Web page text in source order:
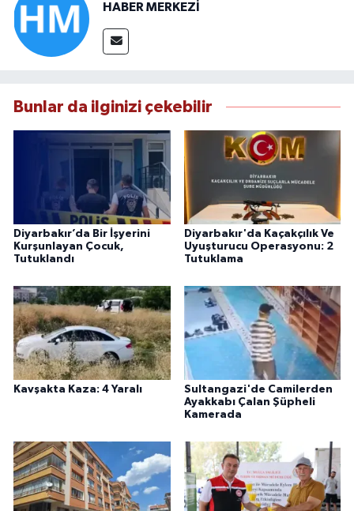
HABER MERKEZİ
Bunlar da ilginizi çekebilir
Diyarbakır’da Bir İşyerini
Kurşunlayan Çocuk,
Tutuklandı
Diyarbakır'da Kaçakçılık Ve
Uyuşturucu Operasyonu: 2
Tutuklama
Kavşakta Kaza: 4 Yaralı
Sultangazi'de Camilerden
Ayakkabı Çalan Şüpheli
Kamerada